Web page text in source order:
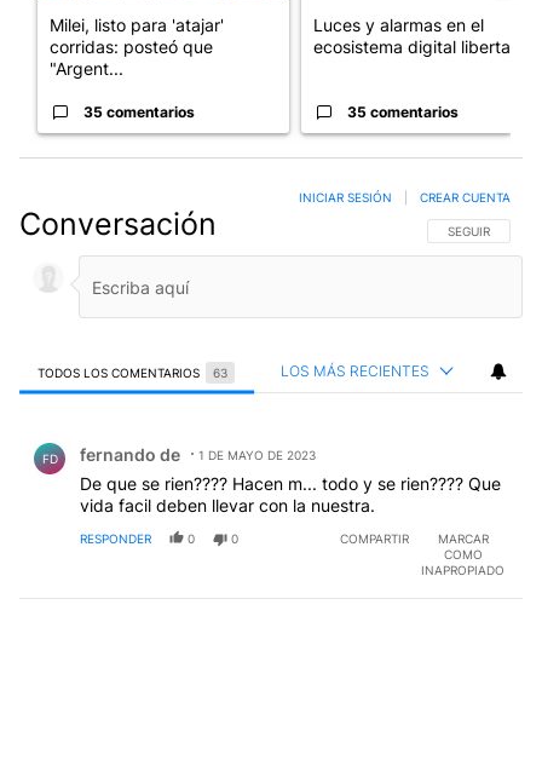
Milei, listo para 'atajar'
corridas: posteó que
"Argent...
35 comentarios
Luces y alarmas en el
ecosistema digital libertario
35 comentarios
Conversación SIGA ESTA
SEGUIR
INICIAR SESIÓN CREAR CUENTA
TODOS LOS COMENTARIOS 63 LOS MÁS RECIENTES
FD fernando de 1 DE MAYO DE 2023
De que se rien???? Hacen m... todo y se rien???? Que
vida facil deben llevar con la nuestra.
RESPONDER 0 0 COMPARTIR
MARCAR
COMO
INAPROPIADO